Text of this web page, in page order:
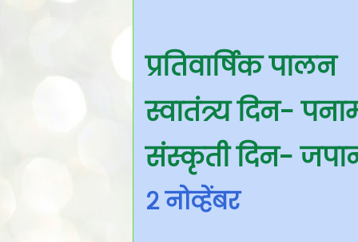
प्रतिवार्षिक पालन
स्वातंत्र्य दिन-
संस्कृती दिन-
२ नोव्हेंबर